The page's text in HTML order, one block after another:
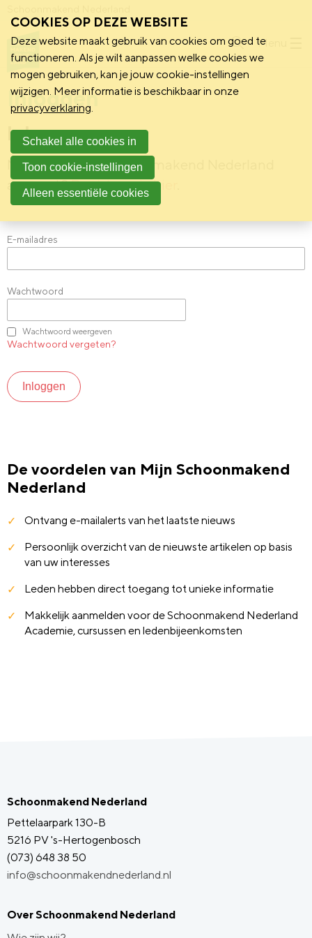
Menu
Inloggen
Inloggen
Nog geen Mijn Schoonmakend Nederland
account?Registreer je hier
E-mailadres
Wachtwoord
Wachtwoord weergeven
Wachtwoord vergeten?
Inloggen
De voordelen van Mijn Schoonmakend
Nederland
Ontvang e-mailalerts van het laatste nieuws
Persoonlijk overzicht van de nieuwste artikelen op basis
van uw interesses
Leden hebben direct toegang tot unieke informatie
Makkelijk aanmelden voor de Schoonmakend Nederland
Academie, cursussen en ledenbijeenkomsten
Schoonmakend Nederland
Pettelaarpark 130-B
5216 PV 's-Hertogenbosch
(073) 648 38 50
info@schoonmakendnederland.nl
Over Schoonmakend Nederland
COOKIES OP DEZE WEBSITE
Deze website maakt gebruik van cookies om goed te
functioneren. Als je wilt aanpassen welke cookies we
mogen gebruiken, kan je jouw cookie-instellingen
wijzigen. Meer informatie is beschikbaar in onze
privacyverklaring.
Schakel alle cookies in
Toon cookie-instellingen
Alleen essentiële cookies